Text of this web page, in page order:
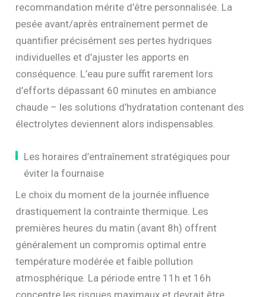
recommandation mérite d’être personnalisée. La
pesée avant/après entraînement permet de
quantifier précisément ses pertes hydriques
individuelles et d’ajuster les apports en
conséquence. L’eau pure suffit rarement lors
d’efforts dépassant 60 minutes en ambiance
chaude – les solutions d’hydratation contenant des
électrolytes deviennent alors indispensables.
Les horaires d’entraînement stratégiques pour
éviter la fournaise
Le choix du moment de la journée influence
drastiquement la contrainte thermique. Les
premières heures du matin (avant 8h) offrent
généralement un compromis optimal entre
température modérée et faible pollution
atmosphérique. La période entre 11h et 16h